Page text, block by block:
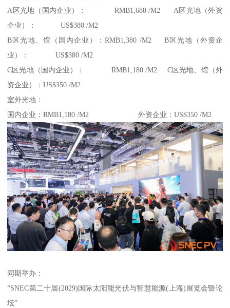
A区光地（国内企业）： RMB1,680 /M2 A区光地（外资
企业）： US$380 /M2
B区光地、馆（国内企业）：RMB1,380 /M2 B区光地（外资企
业）： US$380 /M2
C区光地（国内企业）： RMB1,180 /M2 C区光地、馆（外
资企业）：US$350 /M2
室外光地：
国内企业：RMB1,180 /M2 外资企业：US$350 /M2
同期举办：
“SNEC第二十届(2029)国际太阳能光伏与智慧能源(上海)展览会暨论
坛”